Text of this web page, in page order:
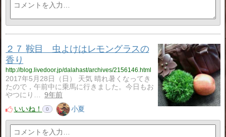
２７ 鞍目 虫よけはレモングラスの
香り
http://blog.livedoor.jp/dalahast/archives/2156146.html
2017年5月28日（日） 天気 晴れ暑くなってき
たので，午前中に乗馬に行きました。今日もお
やつにり…
9年前
いいね！
0 小夏